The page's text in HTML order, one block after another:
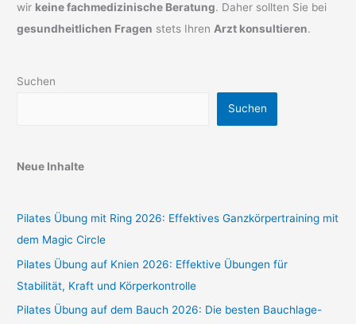
wir keine fachmedizinische Beratung. Daher sollten Sie bei
gesundheitlichen Fragen stets IhrenArzt konsultieren.
Suchen
Suchen
Neue Inhalte
Pilates Übung mit Ring 2026: Effektives Ganzkörpertraining mit
dem Magic Circle
Pilates Übung auf Knien 2026: Effektive Übungen für
Stabilität, Kraft und Körperkontrolle
Pilates Übung auf dem Bauch 2026: Die besten Bauchlage-